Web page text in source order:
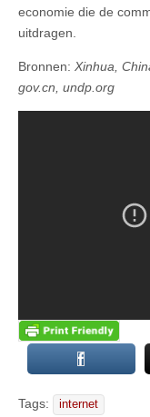
economie die de
uitdragen.
Bronnen: Xinhua,
gov.cn, undp.org
Tags: internet